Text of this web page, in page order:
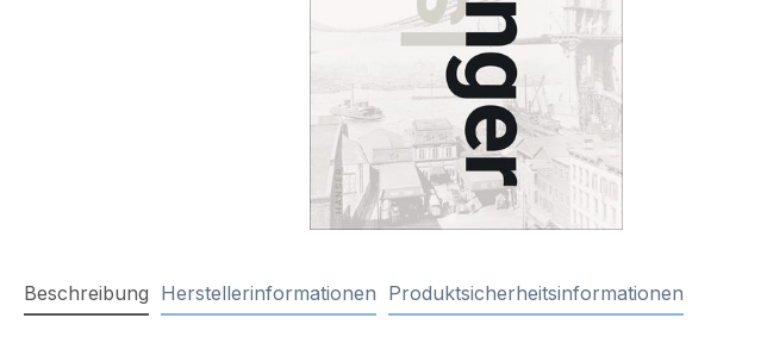
Beschreibung Herstellerinformationen Produktsicherheitsinformationen